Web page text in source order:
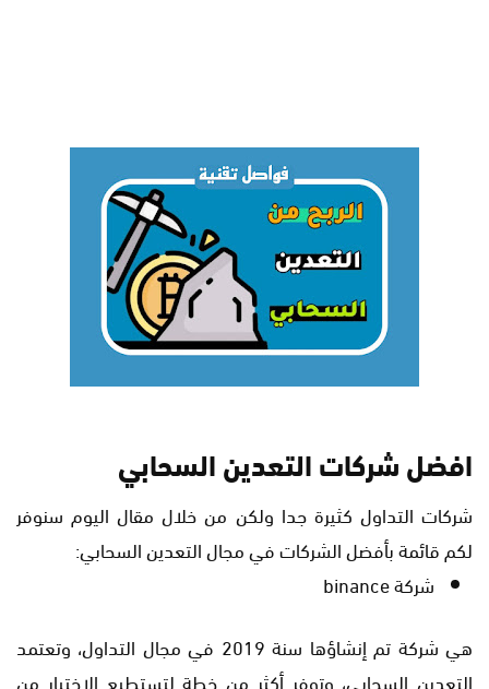
افضل شركات التعدين السحابي
شركات التداول كثيرة جدا ولكن من خلال مقال اليوم سنوفر
لكم قائمة بأفضل الشركات في مجال التعدين السحابي:
شركة binance
هي شركة تم إنشاؤها سنة 2019 في مجال التداول، وتعتمد
التعدين السحابي، وتوفر أكثر من خطة لتستطيع الإختيار من